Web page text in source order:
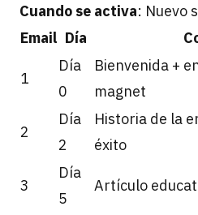
Cuando se activa: Nuevo
Email Día
1
Día
0
Bienvenida +
magnet
2
Día
2
Historia de la
éxito
3
Día
5
Artículo